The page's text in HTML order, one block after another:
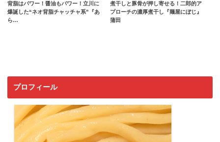
背脂はパワー！醤油もパワー！立川に
爆誕した“ネオ背脂チャッチャ系”『あ
ら…
煮干しと豚骨が押し寄せる！二郎的ア
プローチの濃厚煮干し『麺屋にぼじ』
蒲田
プロフィール